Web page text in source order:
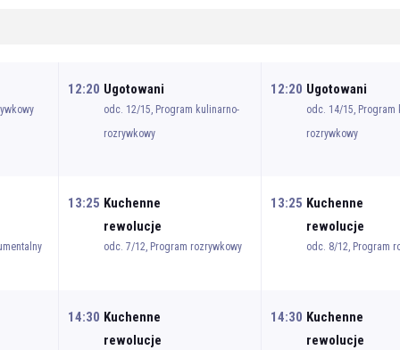
12:20 Ugotowani
odc. 12/15, Program kulinarno-
rozrywkowy
12:20 Ugotowani
odc. 14/15, Program
rozrywkowy
13:25 Kuchenne
rewolucje
odc. 7/12, Program rozrywkowy
13:25 Kuchenne
rewolucje
odc. 8/12, Program
14:30 Kuchenne
rewolucje
14:30 Kuchenne
rewolucje